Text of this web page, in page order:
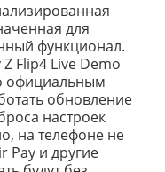
для
функционал.
Flip4 Live Demo
официальным
обновление
настроек
на телефоне не
Pay и другие